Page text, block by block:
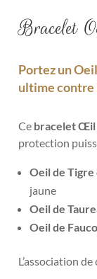
Bracelet
Portez un
ultime contre
Ce braceletŒil
protection
Oeil de Tigre
jaune
Oeil de
Oeil de
L’association